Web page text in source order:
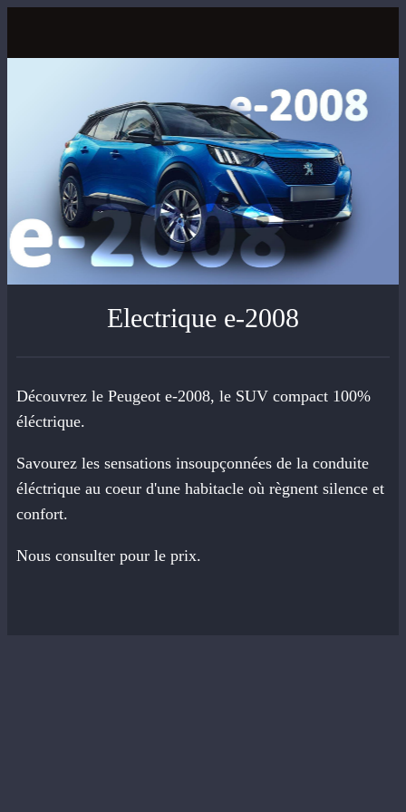
Electrique e-2008
Découvrez le Peugeot e-2008, le SUV compact 100%
éléctrique.
Savourez les sensations insoupçonnées de la conduite
éléctrique au coeur d'une habitacle où règnent silence et
confort.
Nous consulter pour le prix.